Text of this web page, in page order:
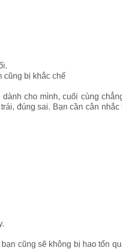
cũng bị khắc chế
cho mình, cuối cùng
đúng sai. Bạn cần cân
cũng sẽ không bị hao tổn